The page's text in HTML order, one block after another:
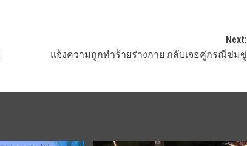
Next:
แจ้งความถูกทำร้ายร่างกาย กลับเจอคู่กรณีข่มขู่